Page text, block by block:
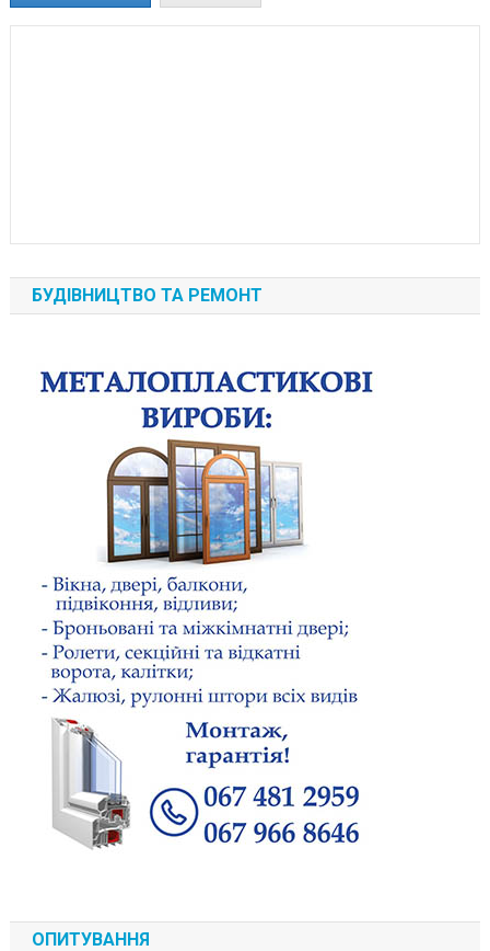
БУДІВНИЦТВО ТА РЕМОНТ
ОПИТУВАННЯ